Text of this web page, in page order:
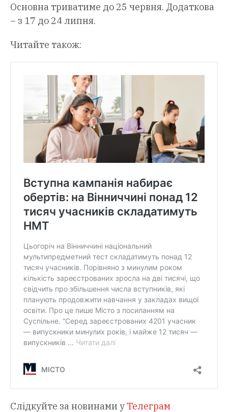
Основна триватиме до 25 червня. Додаткова
– з 17 до 24 липня.
Читайте також:
Слідкуйте за новинами у Телеграм